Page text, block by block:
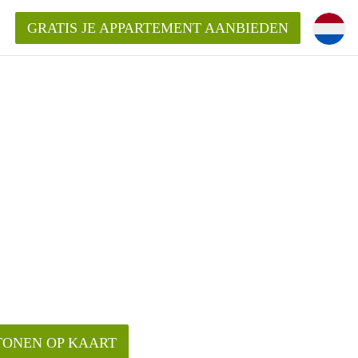
GRATIS JE APPARTEMENT AANBIEDEN
OP KAART